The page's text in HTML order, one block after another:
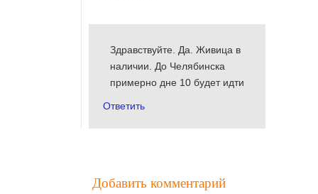
Здравствуйте. Да. Живица в
наличии. До Челябинска
примерно дне 10 будет идти
Ответить
Добавить комментарий